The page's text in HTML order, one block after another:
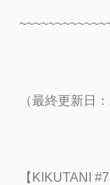
（最終更新日
【KIKUTANI